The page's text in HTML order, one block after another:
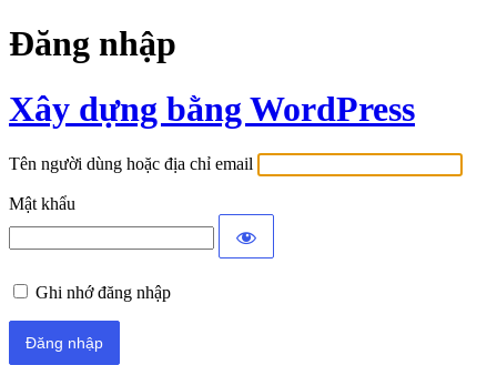
Đăng nhập
Xây dựng bằng WordPress
Tên người dùng hoặc địa chỉ email
Mật khẩu
Ghi nhớ đăng nhập